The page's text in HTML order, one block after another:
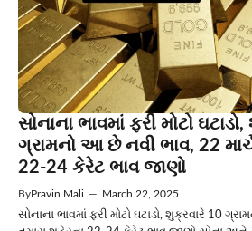
સોનાના ભાવમાં ફરી મોટો
ગ્રામનો આ છે નવી ભાવ, 22
22-24 કેરેટ ભાવ જાણો
ByPravin Mali — March 22, 2025
સોનાના ભાવમાં ફરી મોટો ઘટાડો, શુક્રવારે 10